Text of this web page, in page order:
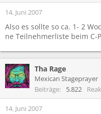
14. Juni 2007
Also es sollte so ca. 1- 2
ne Teilnehmerliste beim C-
Tha Rage
Mexican Stageprayer
Beiträge
5.822
14. Juni 2007